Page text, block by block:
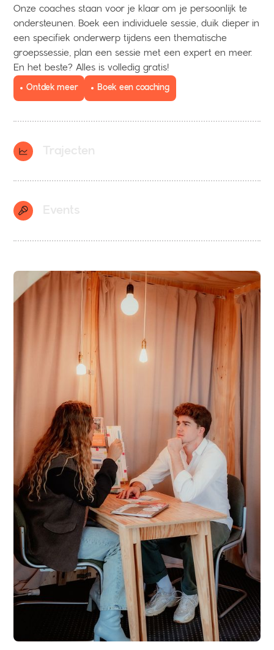
Onze coaches staan voor je klaar om je persoonlijk te
ondersteunen. Boek een individuele sessie, duik dieper in
een specifiek onderwerp tijdens een thematische
groepssessie, plan een sessie met een expert en meer.
En het beste? Alles is volledig gratis!
Ontdek meer Boek een coaching
Trajecten
Wil je connectie leggen met andere jonge
tillen? Heb je nog geen concreet idee, maar wil je graag
onderneming naar buiten te komen? Binnen ons divers
jouw noden.
Ontdek meer
Events
Klaar om geïnspireerd te worden door ervaren
netwerken, je netwerk verder uitbouwen of je
onderneming laten groeien? Ontdek onze events en laat
je inspireren, wij verwelkomen je graag.